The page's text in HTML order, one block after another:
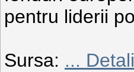
pentru liderii
Sursa: ...